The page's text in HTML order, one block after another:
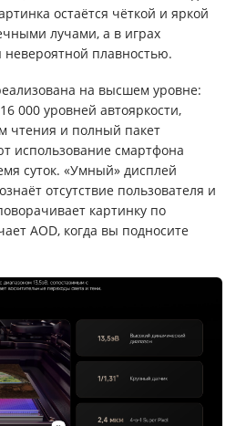
остаётся чёткой и яркой
лучами, а в играх
невероятной плавностью.
на высшем уровне:
000 уровней автояркости,
чтения и полный пакет
использование смартфона
суток. «Умный» дисплей
отсутствие пользователя и
картинку по
AOD, когда вы подносите